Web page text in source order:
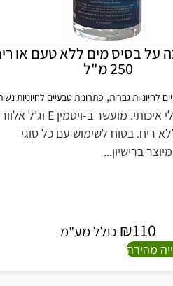
מים ללא טעם או ריח
, פתרונות טבעיים לחיוניות נשית
פיתוח ישראלי איכותי. מועשר ב-ויטמין E וג'ל אלוורה.
לשימוש עם כל סוגי
כולל מע"מ